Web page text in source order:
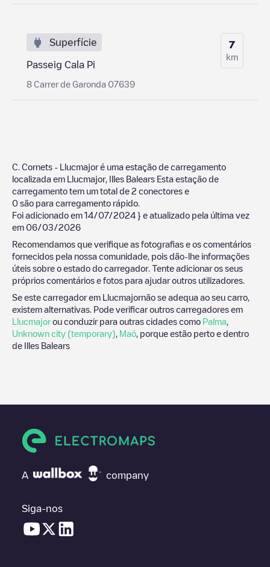
Superfície
Passeig Cala Pi
8 Carrer de Garonda 07639
7
km
C. Cornets - Llucmajoré uma estação de carregamento
localizada em Llucmajor, Illes Balears Esta estação de
carregamento tem um total de 2 conectores e
0 são para carregamento rápido.
Foi adicionado em 14/07/2024 } e atualizado pela última vez
em 06/03/2026
Recomendamos que verifique as fotografias e os comentários
fornecidos pela nossa comunidade, pois dão-lhe informações
úteis sobre o estado do carregador. Tente adicionar os seus
próprios comentários e fotos para ajudar outros utilizadores.
Se este carregador em Llucmajornão se adequa ao seu carro,
existem alternativas. Pode verificar outros carregadores em
Llucmajorou conduzir para outras cidades como Palma
Unknown city (temporary) Maó , porque estão perto e dentro
de Illes Balears
A company
Siga-nos